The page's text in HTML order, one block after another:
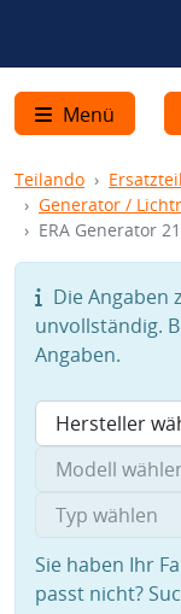
Menü
Teilando
Generator /
ERA Generator
Die Angaben
unvollständig.
Angaben.
Sie haben Ihr
passt nicht?